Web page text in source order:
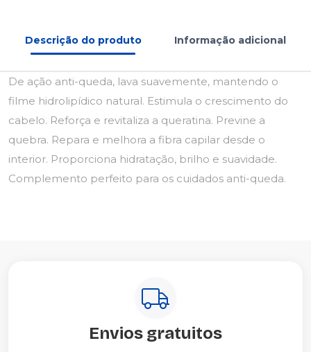
Descrição do produto Informação adicional
De ação anti-queda, lava suavemente, mantendo o
filme hidrolipídico natural. Estimula o crescimento do
cabelo. Reforça e revitaliza a queratina. Previne a
quebra. Repara e melhora a fibra capilar desde o
interior. Proporciona hidratação, brilho e suavidade.
Complemento perfeito para os cuidados anti-queda.
Envios gratuitos